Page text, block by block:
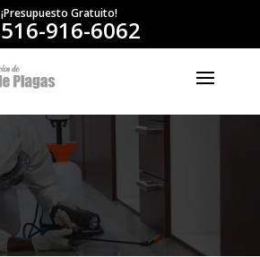
¡Presupuesto Gratuito!
516-916-6062